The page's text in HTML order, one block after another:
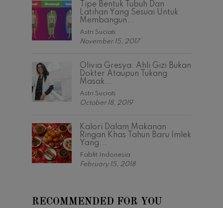
Tipe Bentuk Tubuh Dan
Latihan Yang Sesuai Untuk
Membangun...
Astri Suciati
November 15, 2017
Olivia Gresya: Ahli Gizi Bukan
Dokter Ataupun Tukang
Masak...
Astri Suciati
October 18, 2019
Kalori Dalam Makanan
Ringan Khas Tahun Baru Imlek
Yang...
Fabfit Indonesia
February 15, 2018
RECOMMENDED FOR YOU